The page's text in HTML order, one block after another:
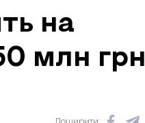
на
млн грн